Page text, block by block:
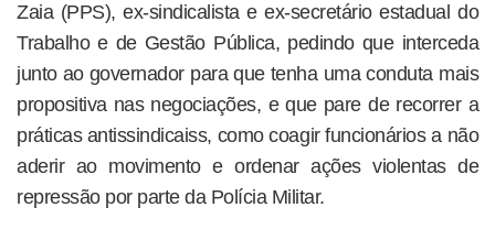
Zaia (PPS), ex-sindicalista e ex-secretário estadual do
Trabalho e de Gestão Pública, pedindo que interceda
junto ao governador para que tenha uma conduta mais
propositiva nas negociações, e que pare de recorrer a
práticas antissindicaiss, como coagir funcionários a não
aderir ao movimento e ordenar ações violentas de
repressão por parte da Polícia Militar.